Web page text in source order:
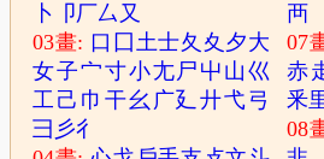
卜
卩厂厶 又
03畫: 口 囗 土士夂 夊 夕大
女子宀寸小尢尸 屮 山巛
工 己 巾 干幺 广廴廾弋弓
彐 彡彳
襾
07
赤
釆
08